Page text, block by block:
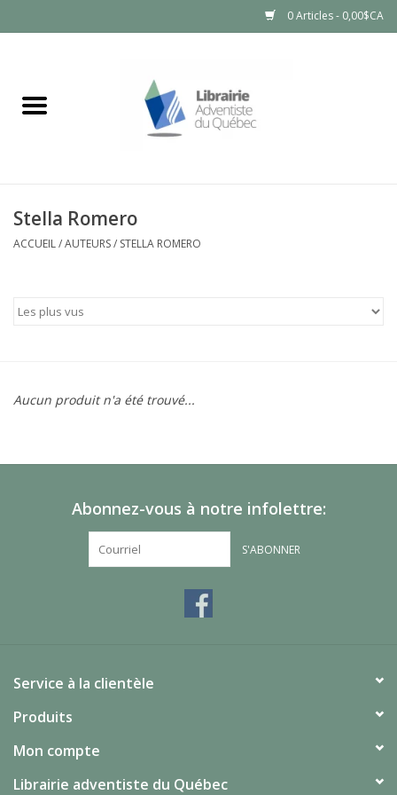
0 Articles - 0,00$CA
Stella Romero
ACCUEIL/AUTEURS/ STELLA ROMERO
Aucun produit n'a été trouvé...
Abonnez-vous à notre infolettre:
S'ABONNER
Service à la clientèle
Produits
Mon compte
Librairie adventiste du Québec